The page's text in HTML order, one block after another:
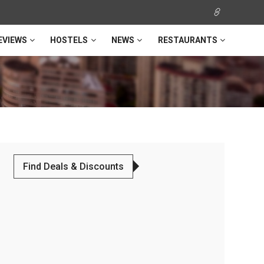
HOSTELS NEWS RESTAURANTS
Find Deals & Discounts